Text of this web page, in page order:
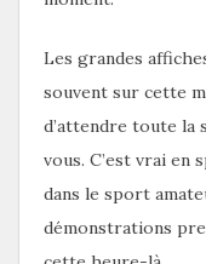
Les grandes
souvent sur cette
d’attendre toute la
vous. C’est vrai en
dans le sport
démonstrations